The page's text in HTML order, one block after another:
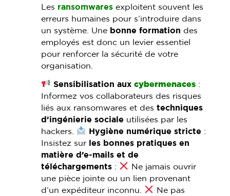
Les ransomwares exploitent souvent les
erreurs humaines pour s’introduire dans
un système. Une bonne formation des
employés est donc un levier essentiel
pour renforcer la sécurité de votre
organisation.
Sensibilisation aux cybermenaces:
Informez vos collaborateurs des risques
liés aux ransomwares et destechniques
d’ingénierie sociale utilisées par les
hackers.
Hygiène numérique stricte :
Insistez sur
les bonnes pratiques en
matière d’e-mails et de
téléchargements :
Ne jamais ouvrir
une pièce jointe ou un lien provenant
d’un expéditeur inconnu.
Ne pas